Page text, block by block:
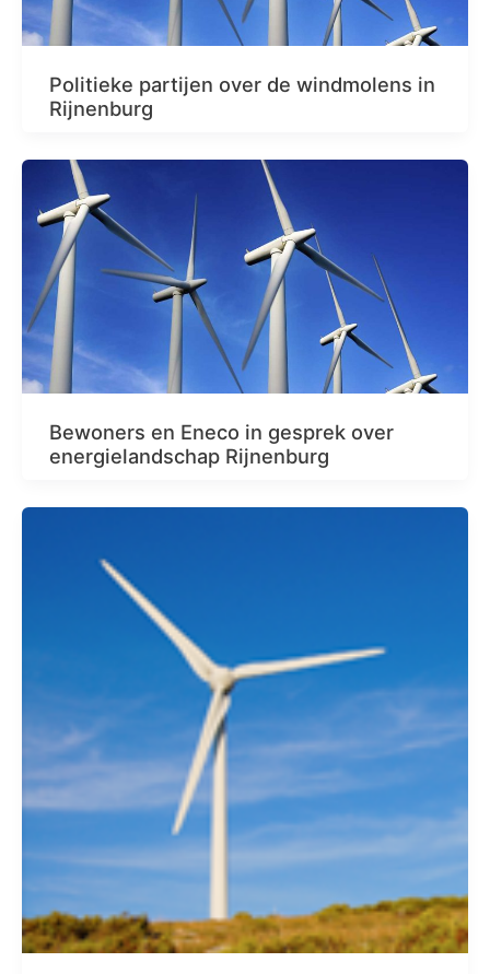
Politieke partijen over de windmolens in
Rijnenburg
Bewoners en Eneco in gesprek over
energielandschap Rijnenburg